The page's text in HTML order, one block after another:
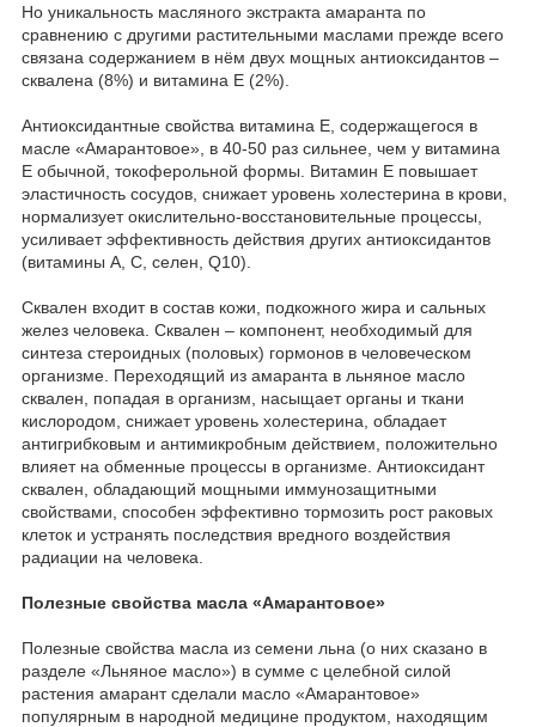
Но уникальность масляного экстракта амаранта по
сравнению с другими растительными маслами прежде всего
связана содержанием в нём двух мощных антиоксидантов –
сквалена (8%) и витамина Е (2%).
Антиоксидантные свойства витамина Е, содержащегося в
масле «Амарантовое», в 40-50 раз сильнее, чем у витамина
Е обычной, токоферольной формы. Витамин Е повышает
эластичность сосудов, снижает уровень холестерина в крови,
нормализует окислительно-восстановительные процессы,
усиливает эффективность действия других антиоксидантов
(витамины A, C, селен, Q10).
Сквален входит в состав кожи, подкожного жира и сальных
желез человека. Сквален – компонент, необходимый для
синтеза стероидных (половых) гормонов в человеческом
организме. Переходящий из амаранта в льняное масло
сквален, попадая в организм, насыщает органы и ткани
кислородом, снижает уровень холестерина, обладает
антигрибковым и антимикробным действием, положительно
влияет на обменные процессы в организме. Антиоксидант
сквален, обладающий мощными иммунозащитными
свойствами, способен эффективно тормозить рост раковых
клеток и устранять последствия вредного воздействия
радиации на человека.
Полезные свойства масла «Амарантовое»
Полезные свойства масла из семени льна (о них сказано в
разделе «Льняное масло») в сумме с целебной силой
растения амарант сделали масло «Амарантовое»
популярным в народной медицине продуктом, находящим